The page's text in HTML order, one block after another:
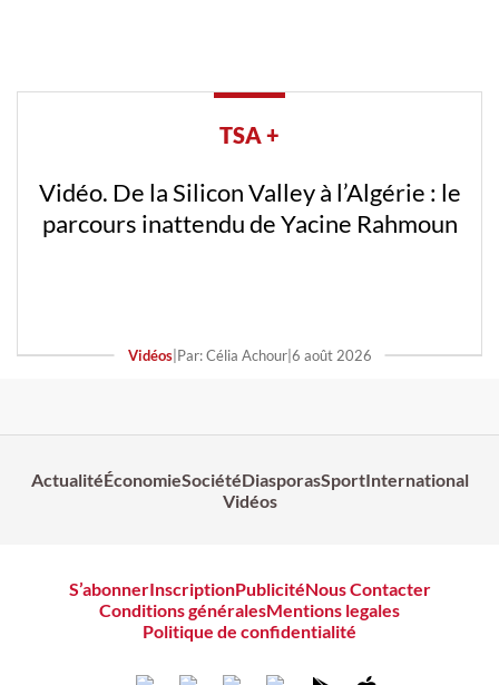
TSA +
Vidéo. De la Silicon Valley à l’Algérie : le
parcours inattendu de Yacine Rahmoun
Vidéos| Par: Célia Achour| 6 août 2026
ActualitéÉconomieSociétéDiasporasSportInternational
Vidéos
S’abonnerInscriptionPublicitéNous Contacter
Conditions généralesMentions legales
Politique de confidentialité